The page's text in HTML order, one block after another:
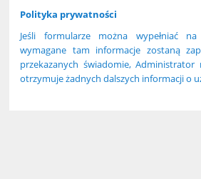
Polityka prywatności
Jeśli formularze można wypełniać
wymagane tam informacje zostaną
przekazanych świadomie,
otrzymuje żadnych dalszych informacji o